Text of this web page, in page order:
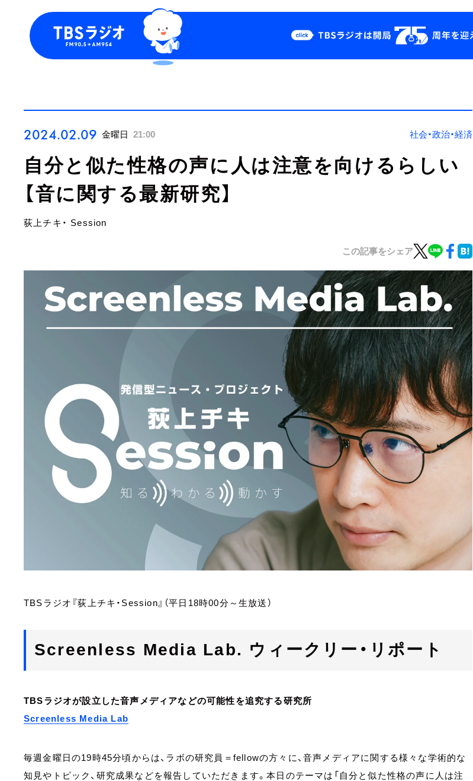
お知らせ
会社情報
2024.02.09 金曜日 21:00 社会・政治・経済
自分と似た性格の声に人は注意を向けるらしい
【音に関する最新研究】
荻上チキ・ Session
この記事をシェア
TBSラジオ『荻上チキ・Session』（平日18時00分～生放送）
Screenless Media Lab. ウィークリー・リポート
TBSラジオが設立した音声メディアなどの可能性を追究する研究所
Screenless Media Lab
毎週金曜日の19時45分頃からは、ラボの研究員＝fellowの方々に、音声メディアに関する様々な学術的な
知見やトピック、研究成果などを報告していただきます。本日のテーマは「自分と似た性格の声に人は注